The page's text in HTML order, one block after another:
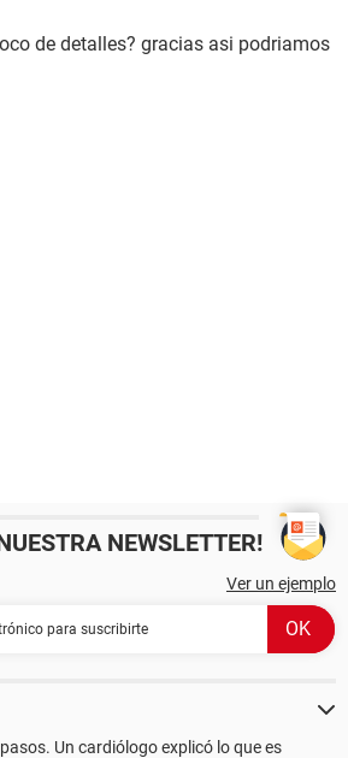
de detalles? gracias asi podriamos
NEWSLETTER!
Ver un ejemplo
Un cardiólogo explicó lo que es